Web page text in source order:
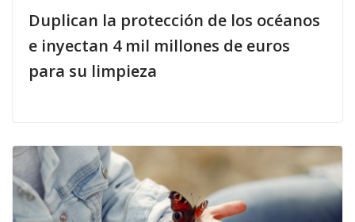
Duplican la protección de los océanos
e inyectan 4 mil millones de euros
para su limpieza